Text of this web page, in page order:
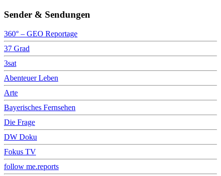
Sender & Sendungen
360° – GEO Reportage
37 Grad
3sat
Abenteuer Leben
Arte
Bayerisches Fernsehen
Die Frage
DW Doku
Fokus TV
follow me.reports